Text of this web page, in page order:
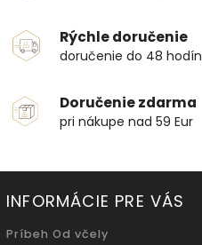
Rýchle doručenie
doručenie do 48 hodín
Doručenie zdarma
pri nákupe nad 59 Eur
INFORMÁCIE PRE VÁS
Príbeh Od včely